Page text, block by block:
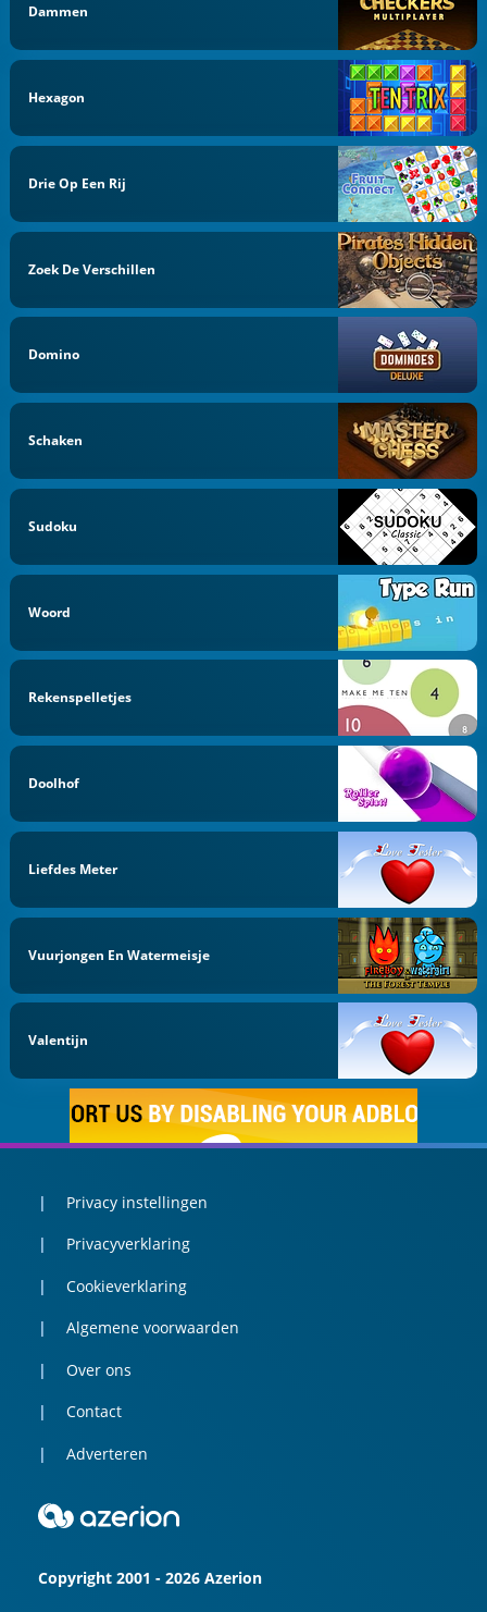
Dammen
Hexagon
Drie Op Een Rij
Zoek De Verschillen
Domino
Schaken
Sudoku
Woord
Rekenspelletjes
Doolhof
Liefdes Meter
Vuurjongen En Watermeisje
Valentijn
Privacy instellingen
Privacyverklaring
Cookieverklaring
Algemene voorwaarden
Over ons
Contact
Adverteren
Copyright 2001 - 2026 Azerion